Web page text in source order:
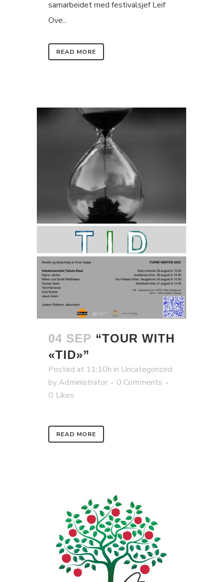
samarbeidet med festivalsjef Leif
Ove...
READ MORE
04 SEP “TOUR WITH
«TID»”
Posted at 11:10h in Uncategorized
byAdministrator
0 Comments
0 Likes
READ MORE